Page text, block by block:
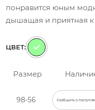
понравится юным
дышащая и приятная к
ЦВЕТ:
Размер
98-56 Сообщить о